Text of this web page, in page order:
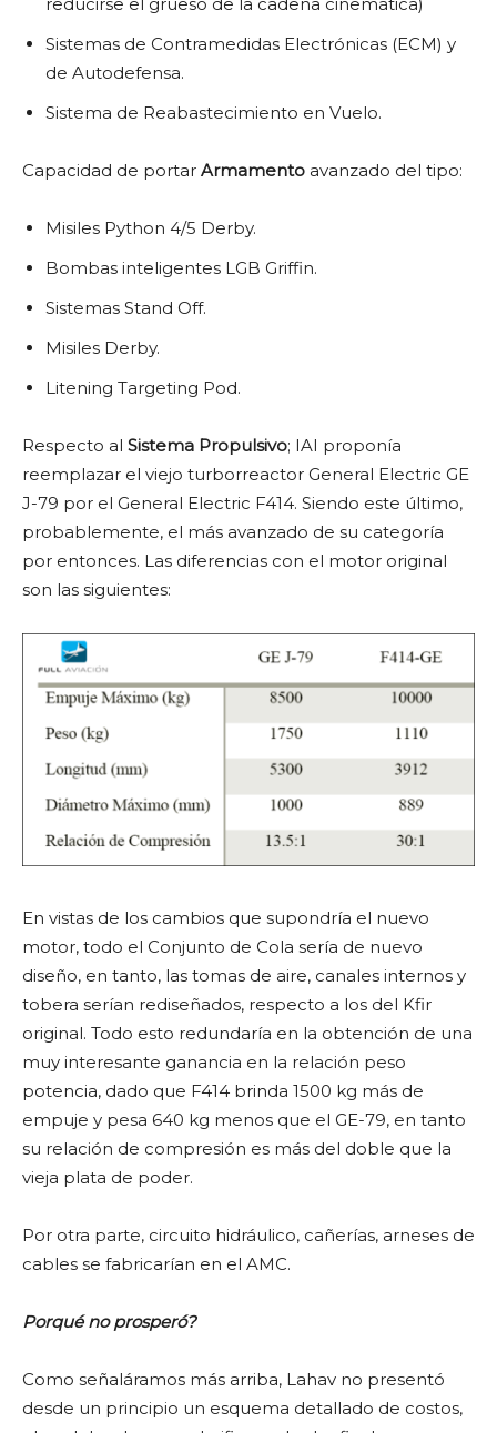
Sistemas de Contramedidas Electrónicas (ECM) y
de Autodefensa.
Sistema de Reabastecimiento en Vuelo.
Capacidad de portar Armamento avanzado del tipo:
Misiles Python 4/5 Derby.
Bombas inteligentes LGB Griffin.
Sistemas Stand Off.
Misiles Derby.
Litening Targeting Pod.
Respecto al Sistema Propulsivo; IAI proponía
reemplazar el viejo turborreactor General Electric GE
J-79 por el General Electric F414. Siendo este último,
probablemente, el más avanzado de su categoría
por entonces. Las diferencias con el motor original
son las siguientes:
En vistas de los cambios que supondría el nuevo
motor, todo el Conjunto de Cola sería de nuevo
diseño, en tanto, las tomas de aire, canales internos y
tobera serían rediseñados, respecto a los del Kfir
original. Todo esto redundaría en la obtención de una
muy interesante ganancia en la relación peso
potencia, dado que F414 brinda 1500 kg más de
empuje y pesa 640 kg menos que el GE-79, en tanto
su relación de compresión es más del doble que la
vieja plata de poder.
Por otra parte, circuito hidráulico, cañerías, arneses de
cables se fabricarían en el AMC.
Porqué no prosperó?
Como señaláramos más arriba, Lahav no presentó
desde un principio un esquema detallado de costos,